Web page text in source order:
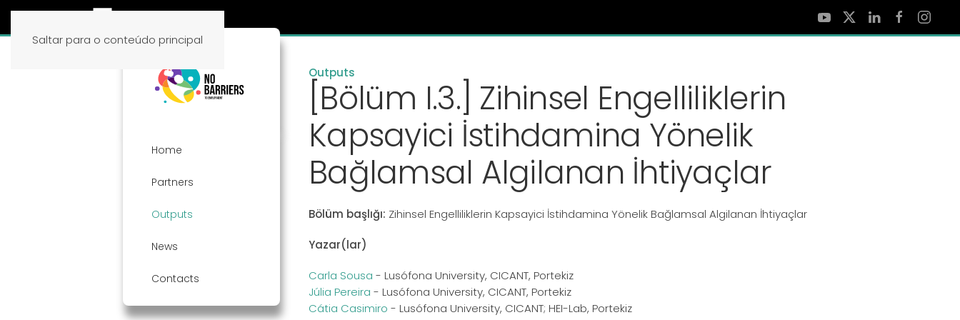
Saltar para o conteúdo principal
Outputs
[Bölüm I.3.] Zihinsel Engelliliklerin
Kapsayici İstihdamina Yönelik
Bağlamsal Algilanan İhtiyaçlar
Bölüm başlığı: Zihinsel Engelliliklerin Kapsayici İstihdamina Yönelik Bağlamsal Algilanan İhtiyaçlar
Yazar(lar)
Carla Sousa - Lusófona University, CICANT, Portekiz
Júlia Pereira - Lusófona University, CICANT, Portekiz
Cátia Casimiro - Lusófona University, CICANT; HEI-Lab, Portekiz
Home
Partners
Outputs
News
Contacts